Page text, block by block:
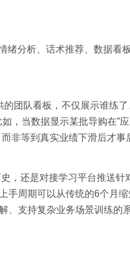
绪分析、话术推荐、数据
团队看板，不仅展示谁练
，当数据显示某批导购在”
非等到真实业绩下滑后才事
，还是对接学习平台推送针
手周期可以从传统的6个月
、支持复杂业务场景训练的